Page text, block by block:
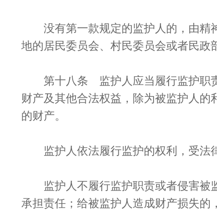
没有第一款规定的监护人的，由精
地的居民委员会、村民委员会或者民政
第十八条 监护人应当履行监护职
财产及其他合法权益，除为被监护人的
的财产。
监护人依法履行监护的权利，受法
监护人不履行监护职责或者侵害被
承担责任；给被监护人造成财产损失的